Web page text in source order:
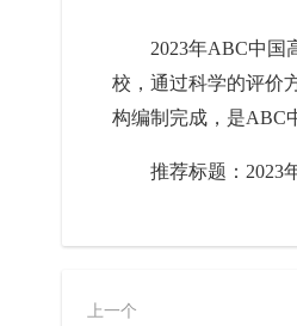
2023年ABC中国
校，通过科学的评价
构编制完成，是ABC
推荐标题： 2023
上一个